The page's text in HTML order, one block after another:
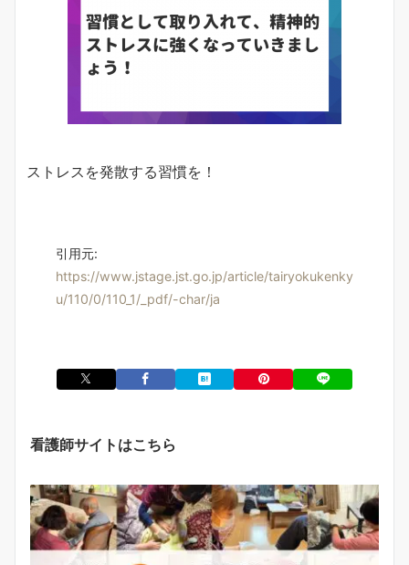
ストレスを発散する習慣を！
引用元:
https://www.jstage.jst.go.jp/article/tairyokukenky
u/110/0/110_1/_pdf/-char/ja
看護師サイトはこちら